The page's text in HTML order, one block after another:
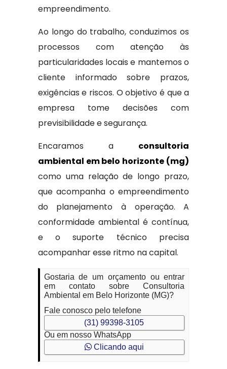
empreendimento.
Ao longo do trabalho, conduzimos os
processos com atenção às
particularidades locais e mantemos o
cliente informado sobre prazos,
exigências e riscos. O objetivo é que a
empresa tome decisões com
previsibilidade e segurança.
Encaramos a consultoria
ambiental em belo horizonte (mg)
como uma relação de longo prazo,
que acompanha o empreendimento
do planejamento à operação. A
conformidade ambiental é contínua,
e o suporte técnico precisa
acompanhar esse ritmo na capital.
Gostaria de um orçamento ou entrar
em contato sobre Consultoria
Ambiental em Belo Horizonte (MG)?
Fale conosco pelo telefone
(31) 99398-3105
Ou em nosso WhatsApp
Clicando aqui